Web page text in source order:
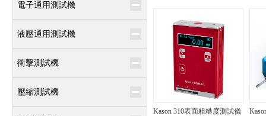
電子通用測試機
液壓通用測試機
衝擊測試機
壓縮測試機
Kason 310表面粗糙度測試儀